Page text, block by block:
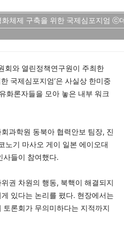
체제 구축을 위한 국제심포지엄 ⓒ
회와 열린정책연구원이 주최한
국제심포지엄’은 사실상 한미중
화론자들을 모아 놓은 내부 워크
과학원 동북아 협력안보 팀장, 진
노기 마사오 게이 일본 에이오대
사들이 참여했다.
권 차원의 행동, 북핵이 해결되지
있다는 논리를 폈다. 현장에서는
론회가 무의미하다는 지적까지